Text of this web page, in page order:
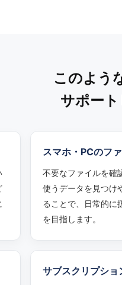
このよう
サポー
スマホ・PCのフ
不要なファイルを確
使うデータを見つけ
ることで、日常的に
を目指します。
サブスクリプショ